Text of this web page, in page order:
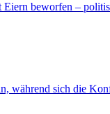
beworfen –
während sich die